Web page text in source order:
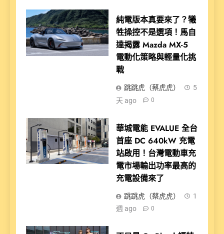
純電版本真要來了？犧
牲操控不是選項！馬自
達揭露 Mazda MX-5
電動化策略與輕量化挑
戰
跳跳虎（蔡虎虎）
5
天 ago
0
華城電能 EVALUE 全台
首座 DC 640kW 充電
站啟用！台灣電動車充
電市場輸出功率最高的
充電設備來了
跳跳虎（蔡虎虎）
1
週 ago
0